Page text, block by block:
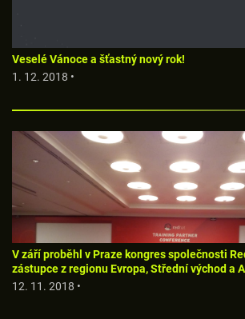
Veselé Vánoce a šťastný nový rok!
1. 12. 2018 •
V září proběhl v Praze kongres společnosti
zástupce z regionu Evropa, Střední východ a
12. 11. 2018 •